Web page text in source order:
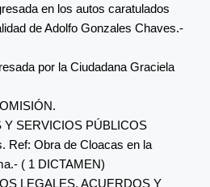
en los autos caratulados
de Adolfo Gonzales Chaves.-
por la Ciudadana Graciela
SERVICIOS PÚBLICOS
Ref: Obra de Cloacas en la
( 1 DICTAMEN)
LEGALES, ACUERDOS Y